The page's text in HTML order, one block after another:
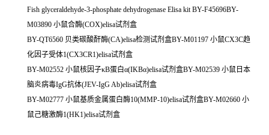
Fish glyceraldehyde-3-phosphate dehydrogenase Elisa kit BY-F45696BY-
M03890 小鼠合酶(COX)elisa试剂盒
BY-QT6560 贝类碳酸酐酶(CA)elisa检测试剂盒BY-M01197 小鼠CX3C趋
化因子受体1(CX3CR1)elisa试剂盒
BY-M02552 小鼠核因子κB蛋白α(IKBα)elisa试剂盒BY-M02539 小鼠日本
脑炎病毒IgG抗体(JEV-IgG Ab)elisa试剂盒
BY-M02777 小鼠基质金属蛋白酶10(MMP-10)elisa试剂盒BY-M02660 小
鼠己糖激酶1(HK1)elisa试剂盒